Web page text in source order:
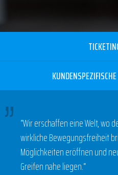
“Wir erschaffen eine Welt, wo
wirkliche Bewegungsfreiheit
Möglichkeiten eröffnen und
Greifen nahe liegen.“